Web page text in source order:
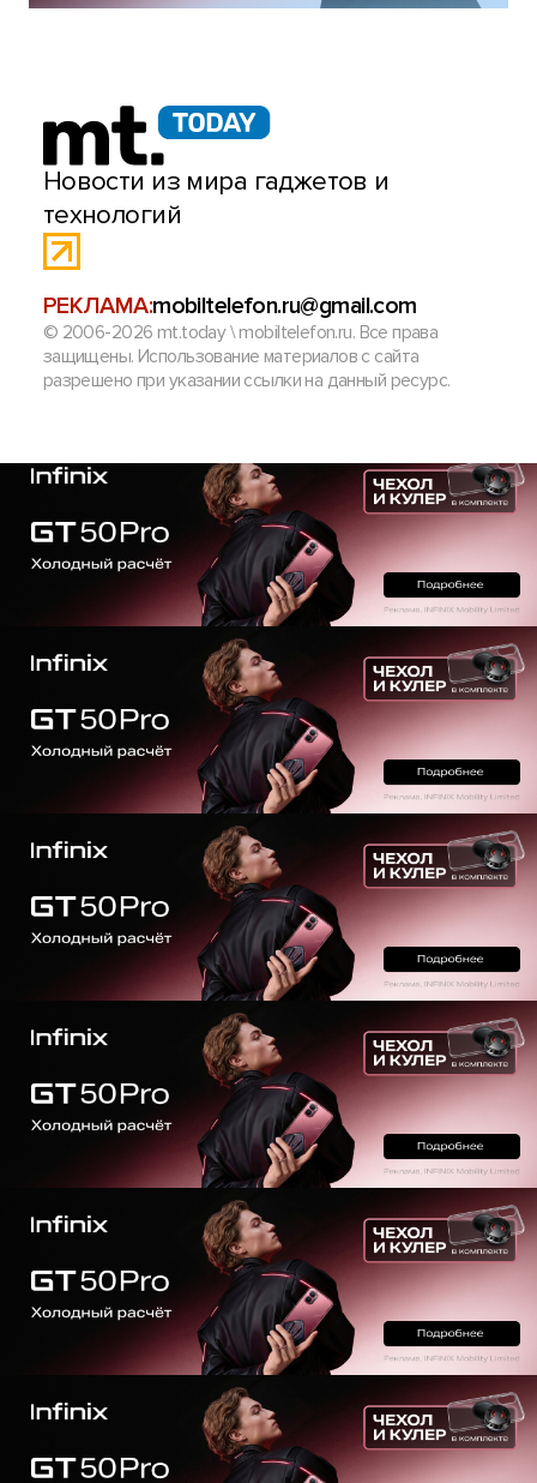
Новости из мира гаджетов и
технологий
РЕКЛАМА:mobiltelefon.ru@gmail.com
© 2006-2026 mt.today \ mobiltelefon.ru. Все права
защищены. Использование материалов с сайта
разрешено при указании ссылки на данный ресурс.